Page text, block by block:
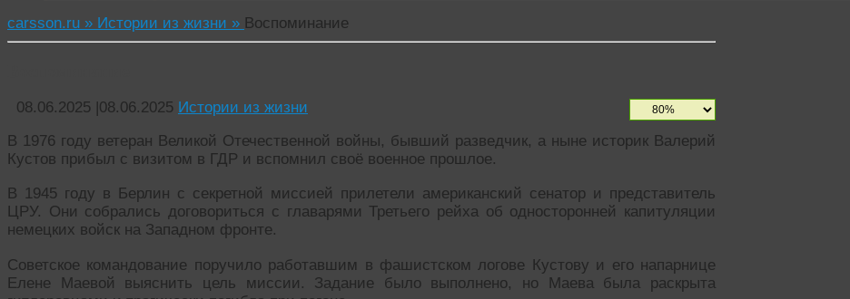
carsson.ru » Истории из жизни » Воспоминание
08.06.2025 |08.06.2025 Истории из жизни
В 1976 году ветеран Великой Отечественной войны, бывший разведчик, а ныне историк Валерий
Кустов прибыл с визитом в ГДР и вспомнил своё военное прошлое.
В 1945 году в Берлин с секретной миссией прилетели американский сенатор и представитель
ЦРУ. Они собрались договориться с главарями Третьего рейха об односторонней капитуляции
немецких войск на Западном фронте.
Советское командование поручило работавшим в фашистском логове Кустову и его напарнице
Елене Маевой выяснить цель миссии. Задание было выполнено, но Маева была раскрыта